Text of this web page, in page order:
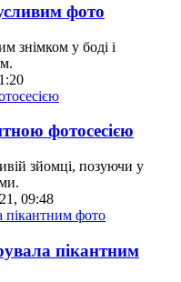
фото
знімком у боді і
фотосесією
зйомці, позуючи у
09:48
пікантним